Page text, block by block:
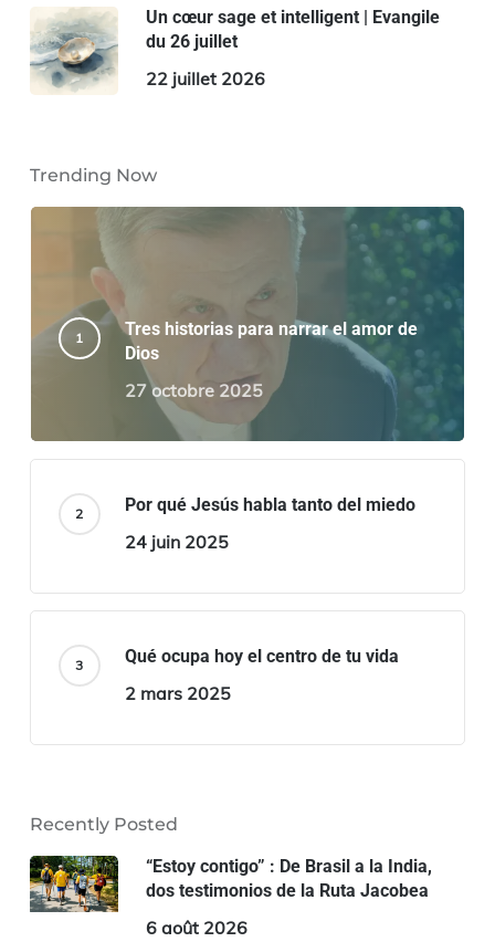
Un cœur sage et intelligent | Evangile
du 26 juillet
22 juillet 2026
Trending Now
Tres historias para narrar el amor de
Dios
27 octobre 2025
Por qué Jesús habla tanto del miedo
24 juin 2025
Qué ocupa hoy el centro de tu vida
2 mars 2025
Recently Posted
“Estoy contigo” : De Brasil a la India,
dos testimonios de la Ruta Jacobea
6 août 2026